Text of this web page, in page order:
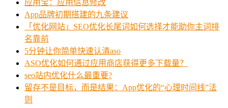
应用宝：应用信息修改
App品牌初期搭建的九条建议
「优化网站」SEO优化长尾词如何选择才能助你主词排
名靠前
5分钟让你简单快速认清aso
ASO优化如何通过应用商店获得更多下载量？
seo站内优化什么最重要?
留存不是目标，而是结果：App优化的“心理时间线”法
则